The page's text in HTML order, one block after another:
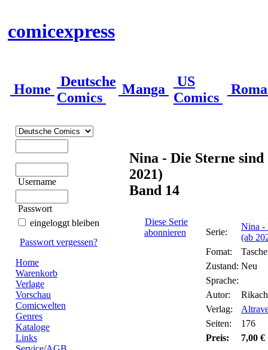
comicexpress
Home
Deutsche
Comics
Manga
US
Comics
Username
Passwort
eingeloggt bleiben
Passwort vergessen?
Home
Warenkorb
Verlage
Vorschau
Comicwelten
Genres
Kataloge
Links
Nina - Die Sterne
2021)
Band 14
Diese Serie
abonnieren
Serie:
Nina -
(ab
Fomat:
Zustand: Neu
Sprache:
Autor:
Verlag:
Seiten:
176
Preis:
7,00 €